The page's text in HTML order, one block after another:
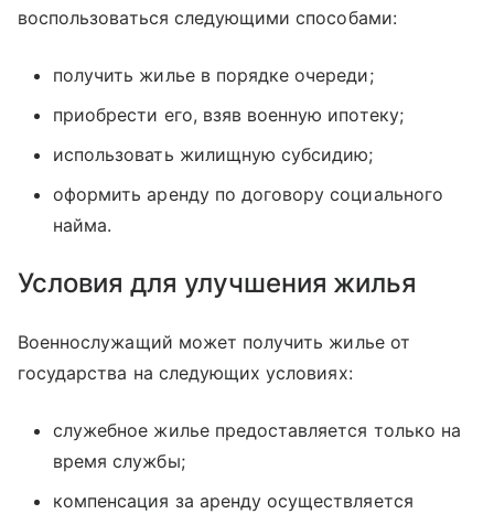
воспользоваться следующими способами:
получить жилье в порядке очереди;
приобрести его, взяв военную ипотеку;
использовать жилищную субсидию;
оформить аренду по договору социального
найма.
Условия для улучшения жилья
Военнослужащий может получить жилье от
государства на следующих условиях:
служебное жилье предоставляется только на
время службы;
компенсация за аренду осуществляется